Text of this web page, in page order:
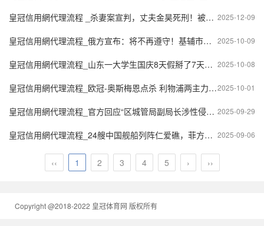
2025-12-09
皇冠信用網代理流程 _杀妻案宣判，丈夫金昊死刑！被害人家属最新发声：目前孩子还在对方家里，打算开始争取孩子抚养权
2025-10-09
皇冠信用網代理流程_俄方宣布：将不再遵守！基辅市一住宅楼发生爆炸，致1死1伤！乌军：防守反攻有成果
2025-10-08
皇冠信用網代理流程_山东一大学生国庆8天假掰了7天半玉米，本人称“自己多弯一次腰父母就少吃一点苦”
2025-10-01
皇冠信用網代理流程_欧冠-奥斯梅恩点杀 利物浦两主力伤退0-1加拉塔萨雷各赛事2连败
2025-09-29
皇冠信用網代理流程_官方回应“区城管局副局长涉性侵案被抓”：属刑案 同事称涉事者已1周没上班
2025-09-06
皇冠信用網代理流程_24艘中国舰船列阵仁爱礁，菲方断粮112天后，成功完成补给！
‹‹ 1 2 3 4 5 › ››
Copyright @2018-2022 皇冠体育网 版权所有